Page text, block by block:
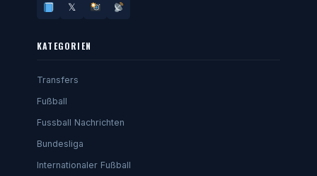
𝕏
KATEGORIEN
Transfers
Fußball
Fussball Nachrichten
Bundesliga
Internationaler Fußball